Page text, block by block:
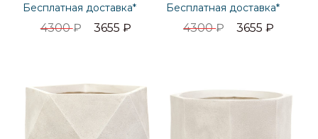
Бесплатная доставка*
4300₽ 3655 ₽
Бесплатная доставка*
4300₽ 3655₽